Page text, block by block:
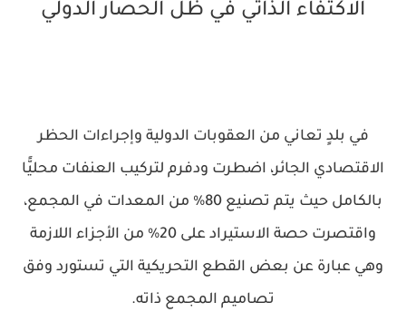
الاكتفاء الذاتي في ظل الحصار الدولي
في بلدٍ تعاني من العقوبات الدولية وإجراءات الحظر
الاقتصادي الجائر، اضطرت ودفرم لتركيب العنفات محليًّا
بالكامل حيث يتم تصنيع 80% من المعدات في المجمع،
واقتصرت حصة الاستيراد على 20% من الأجزاء اللازمة
وهي عبارة عن بعض القطع التحريكية التي تستورد وفق
تصاميم المجمع ذاته.